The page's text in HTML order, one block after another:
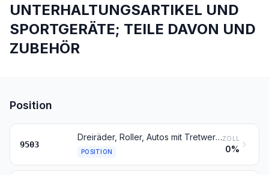
UNTERHALTUNGSARTIKEL UND
SPORTGERÄTE; TEILE DAVON UND
ZUBEHÖR
Position
9503
Dreiräder, Roller, Autos mit Tretwerk und ähnliche Spielfahrzeuge; Puppenwagen; Puppen; anderes Spielzeug; maßstabgetreu verkleinerte Modelle und ähnliche Modelle zur Unterhaltung, auch mit Antrieb; Puzzles aller Art
POSITION
ZOLL
0%